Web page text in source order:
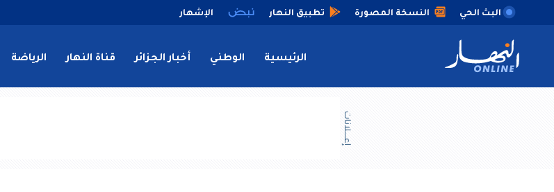
البث الحي النسخة المصورة تطبيق النهار الإشهار
الرئيسية الوطني أخبار الجزائر قناة النهار الرياضة
إعــــلانات